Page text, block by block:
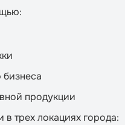
бизнеса
продукции
трех локациях города: